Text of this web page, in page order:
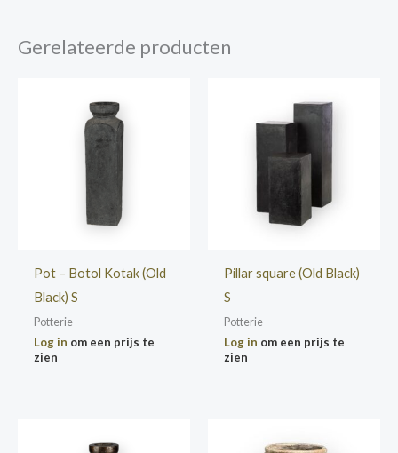
Gerelateerde producten
Pot – Botol Kotak (Old
Black) S
Potterie
Log in om een prijs te
zien
Pillar square (Old Black)
S
Potterie
Log in om een prijs te
zien